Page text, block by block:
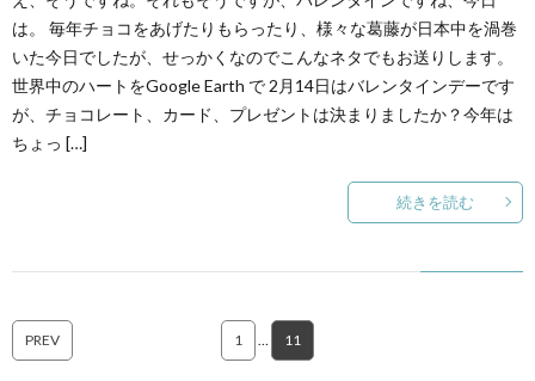
は。 毎年チョコをあげたりもらったり、様々な葛藤が日本中を渦巻
いた今日でしたが、せっかくなのでこんなネタでもお送りします。
世界中のハートをGoogle Earth で 2月14日はバレンタインデーです
が、チョコレート、カード、プレゼントは決まりましたか？今年は
ちょっ […]
続きを読む
PREV 1 11